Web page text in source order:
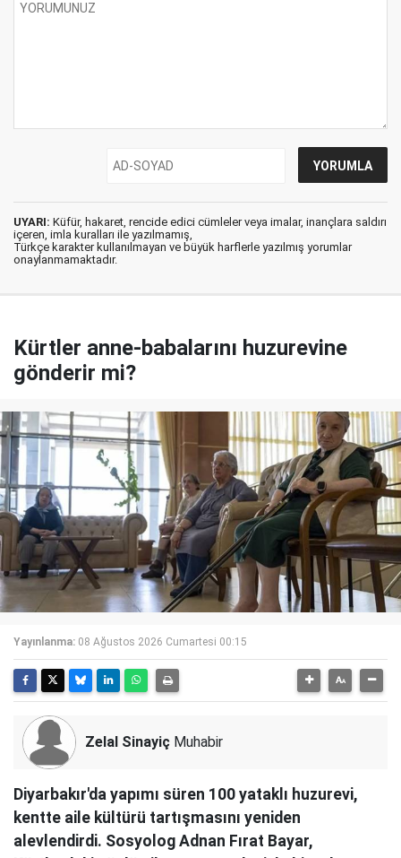
UYARI: Küfür, hakaret, rencide edici cümleler veya imalar, inançlara saldırı
içeren, imla kuralları ile yazılmamış,
Türkçe karakter kullanılmayan ve büyük harflerle yazılmış yorumlar
onaylanmamaktadır.
Kürtler anne-babalarını huzurevine
gönderir mi?
Yayınlanma: 08 Ağustos 2026 Cumartesi 00:15
Zelal Sinayiç Muhabir
Diyarbakır'da yapımı süren 100 yataklı huzurevi,
kentte aile kültürü tartışmasını yeniden
alevlendirdi. Sosyolog Adnan Fırat Bayar,